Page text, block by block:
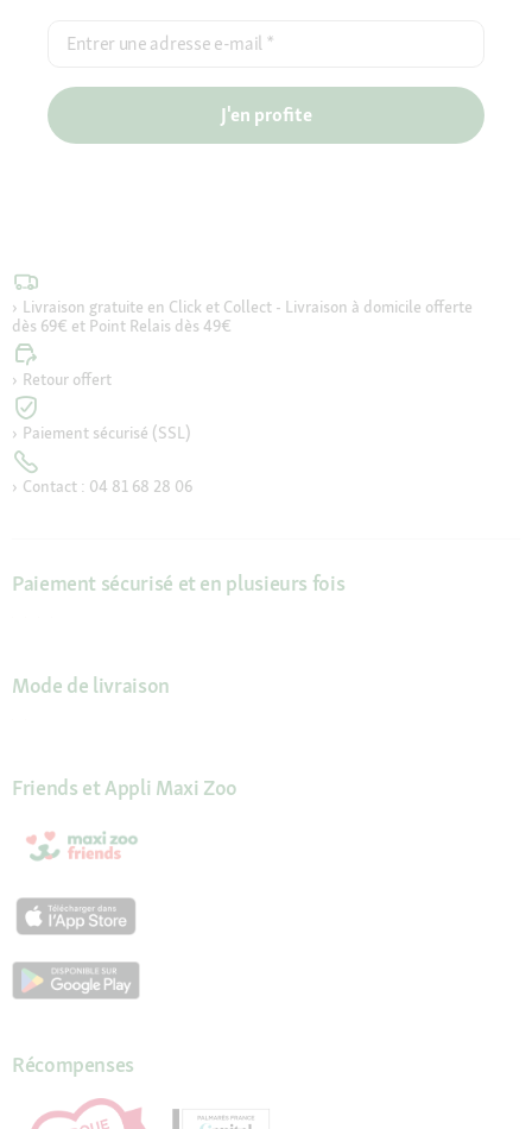
Entrer une adresse e-mail *
J'en profite
Livraison gratuite en Click et Collect - Livraison à domicile offerte
dès 69€ et Point Relais dès 49€
Retour offert
Paiement sécurisé (SSL)
Contact : 04 81 68 28 06
Paiement sécurisé et en plusieurs fois
Mode de livraison
Friends et Appli Maxi Zoo
Récompenses